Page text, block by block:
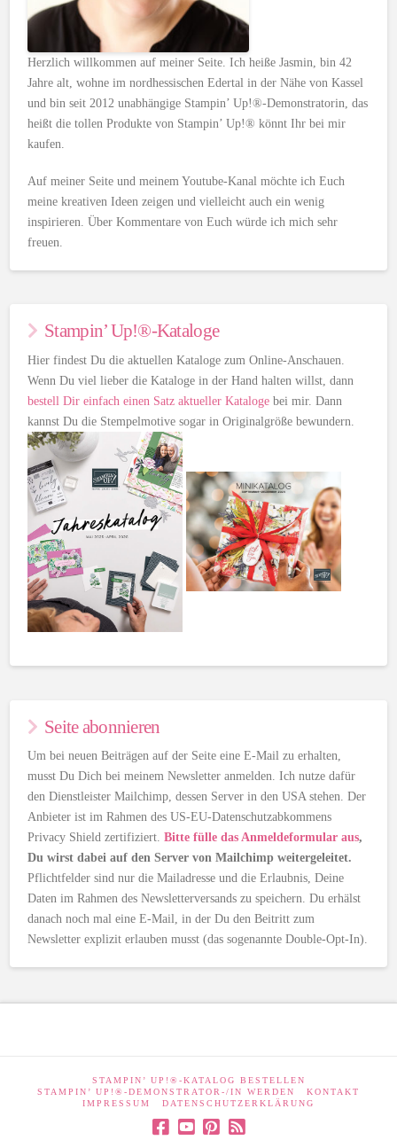
Herzlich willkommen auf meiner Seite. Ich heiße Jasmin, bin 42
Jahre alt, wohne im nordhessischen Edertal in der Nähe von Kassel
und bin seit 2012 unabhängige Stampin’ Up!®-Demonstratorin, das
heißt die tollen Produkte von Stampin’ Up!® könnt Ihr bei mir
kaufen.
Auf meiner Seite und meinem Youtube-Kanal möchte ich Euch
meine kreativen Ideen zeigen und vielleicht auch ein wenig
inspirieren. Über Kommentare von Euch würde ich mich sehr
freuen.
Stampin’ Up!®-Kataloge
Hier findest Du die aktuellen Kataloge zum Online-Anschauen.
Wenn Du viel lieber die Kataloge in der Hand halten willst, dann
bestell Dir einfach einen Satz aktueller Kataloge bei mir. Dann
kannst Du die Stempelmotive sogar in Originalgröße bewundern.
Seite abonnieren
Um bei neuen Beiträgen auf der Seite eine E-Mail zu erhalten,
musst Du Dich bei meinem Newsletter anmelden. Ich nutze dafür
den Dienstleister Mailchimp, dessen Server in den USA stehen. Der
Anbieter ist im Rahmen des US-EU-Datenschutzabkommens
Privacy Shield zertifiziert.Bitte fülle das Anmeldeformular aus,
Du wirst dabei auf den Server von Mailchimp weitergeleitet.
Pflichtfelder sind nur die Mailadresse und die Erlaubnis, Deine
Daten im Rahmen des Newsletterversands zu speichern. Du erhälst
danach noch mal eine E-Mail, in der Du den Beitritt zum
Newsletter explizit erlauben musst (das sogenannte Double-Opt-In).
STAMPIN’ UP!®-KATALOG BESTELLEN
STAMPIN’ UP!®-DEMONSTRATOR-/IN WERDEN
KONTAKT
IMPRESSUM
DATENSCHUTZERKLÄRUNG